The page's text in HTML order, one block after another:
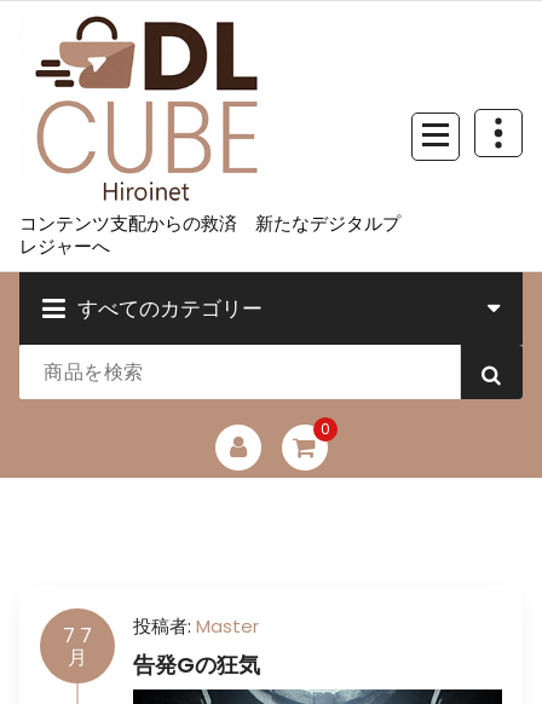
プ
コンテンツ支配からの救済 新たなデジタルプ
レジャーへ
すべてのカテゴリー
0
7 7
月
投稿者: Master
告発Gの狂気